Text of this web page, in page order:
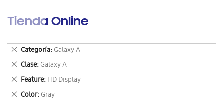
Tienda Online
Categoría Galaxy A
Eliminar
este
artículo
Clase Galaxy A
Eliminar
este
artículo
Feature HD Display
Eliminar
este
Color Gray
Eliminar